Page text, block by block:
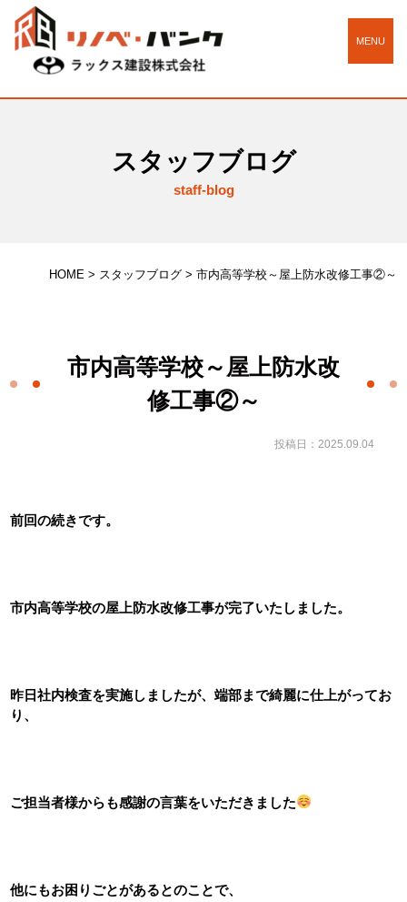
MENU
スタッフブログ
staff-blog
HOME > スタッフブログ> 市内高等学校～屋上防水改修工事②～
市内高等学校～屋上防水改
修工事②～
投稿日：2025.09.04
前回の続きです。
市内高等学校の屋上防水改修工事が完了いたしました。
昨日社内検査を実施しましたが、端部まで綺麗に仕上がってお
り、
ご担当者様からも感謝の言葉をいただきました
他にもお困りごとがあるとのことで、